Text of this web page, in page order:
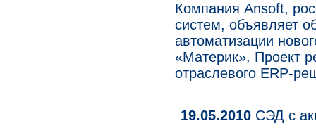
Компания Ansoft,
систем, объявляет
автоматизации
«Материк». Проект
отраслевого ERP-
19.05.2010 СЭД с